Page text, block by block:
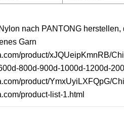
nach PANTONG herstellen,
Garn
product/xJQUeipKmnRB/
800d-900d-1000d-1200d-
product/YmxUyiLXFQpG/
product-list-1.html